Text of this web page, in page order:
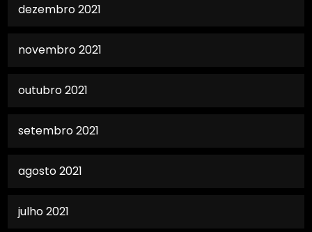
dezembro 2021
novembro 2021
outubro 2021
setembro 2021
agosto 2021
julho 2021